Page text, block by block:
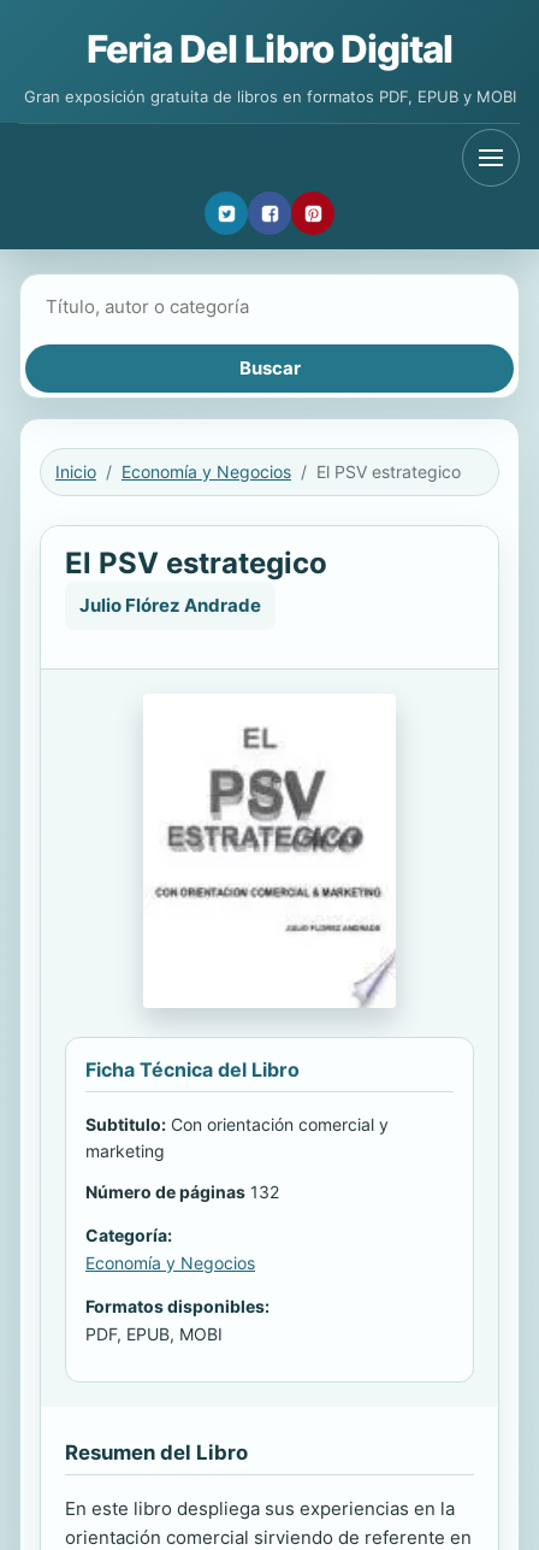
Feria Del Libro Digital
Gran exposición gratuita de libros en formatos PDF, EPUB y MOBI
Inicio Economía y Negocios El PSV estrategico
El PSV estrategico
Julio Flórez Andrade
Ficha Técnica del Libro
Subtitulo: Con orientación comercial y
marketing
Número de páginas 132
Categoría:
Economía y Negocios
Formatos disponibles:
PDF, EPUB, MOBI
Resumen del Libro
En este libro despliega sus experiencias en la
orientación comercial sirviendo de referente en